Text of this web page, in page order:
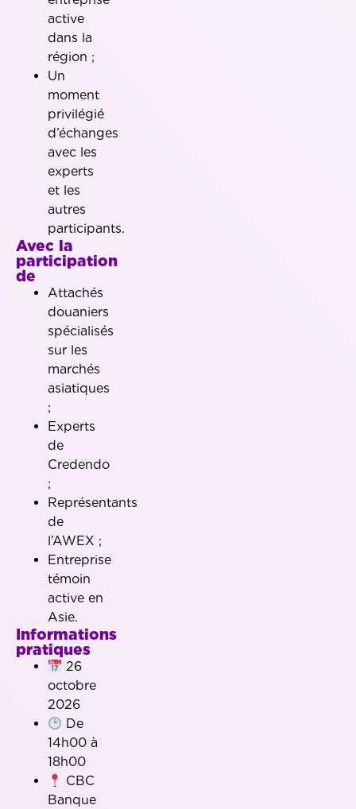
active
dans la
région ;
Un
moment
privilégié
d’échanges
avec les
experts
et les
autres
participants.
Avec la
participation
de
Attachés
douaniers
spécialisés
sur les
marchés
asiatiques
;
Experts
de
Credendo
;
Représentants
de
l’AWEX ;
Entreprise
témoin
active en
Asie.
Informations
pratiques
26
octobre
2026
De
14h00 à
18h00
CBC
Banque